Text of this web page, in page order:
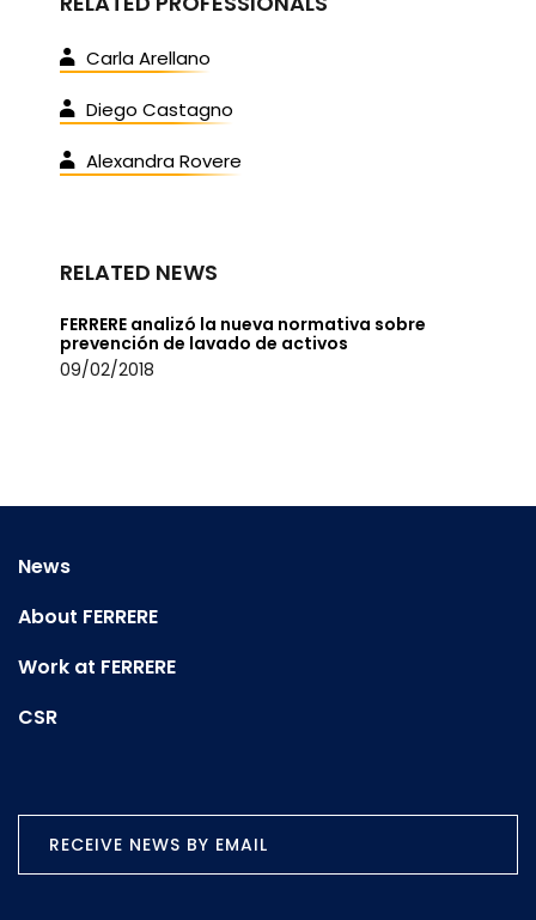
Carla Arellano
Diego Castagno
Alexandra Rovere
RELATED NEWS
FERRERE analizó la nueva normativa sobre
prevención de lavado de activos
09/02/2018
News
About FERRERE
Work at FERRERE
CSR
RECEIVE NEWS BY EMAIL